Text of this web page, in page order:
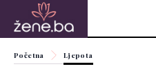
Početna Ljepota